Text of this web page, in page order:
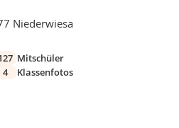
Niederwiesa
Mitschüler
4
Klassenfotos